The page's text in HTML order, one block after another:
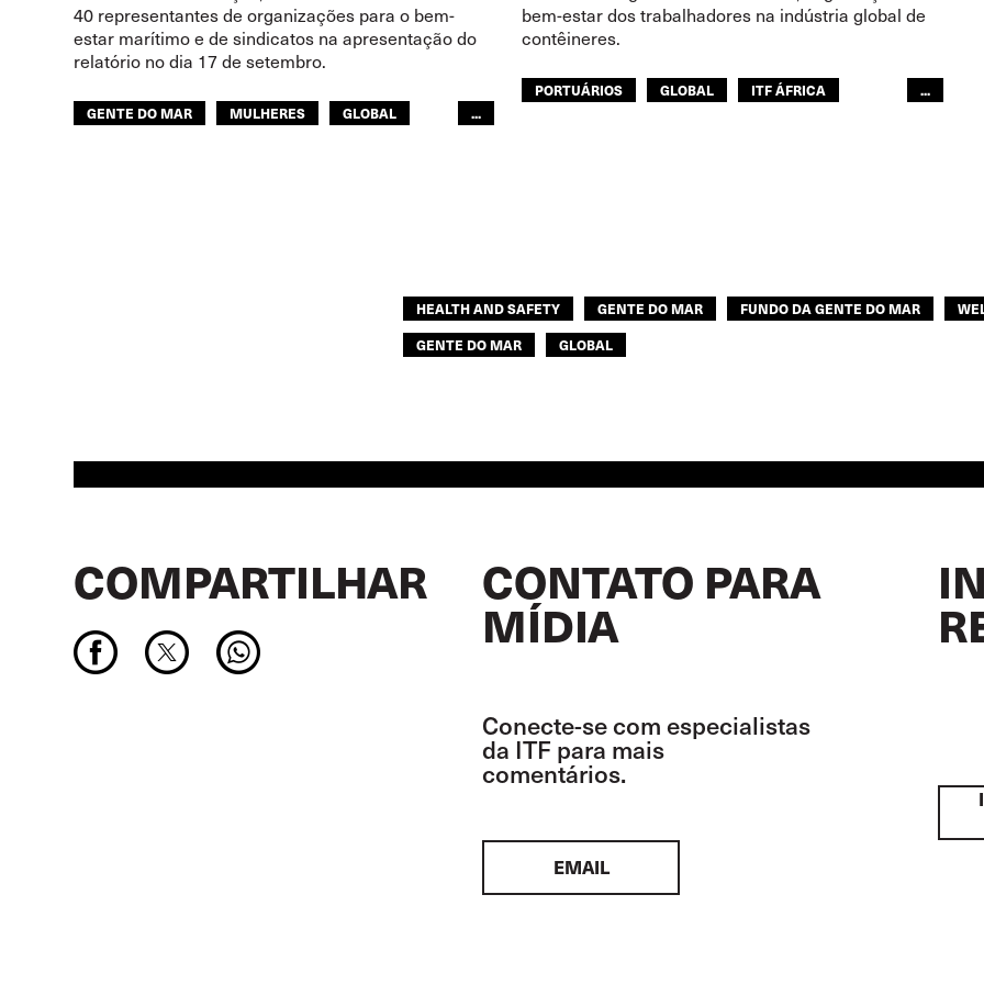
40 representantes de organizações para o bem-
estar marítimo e de sindicatos na apresentação do
relatório no dia 17 de setembro.
GENTE DO MAR MULHERES
GLOBAL
...
bem-estar dos trabalhadores na indústria global de
contêineres.
PORTUÁRIOS GLOBAL
ITF ÁFRICA
...
HEALTH AND SAFETY GENTE DO MAR FUNDO DA GENTE DO MAR
GENTE DO MAR
GLOBAL
COMPARTILHAR CONTATO PARA
MÍDIA
Conecte-se com especialistas
da ITF para mais
comentários.
EMAIL